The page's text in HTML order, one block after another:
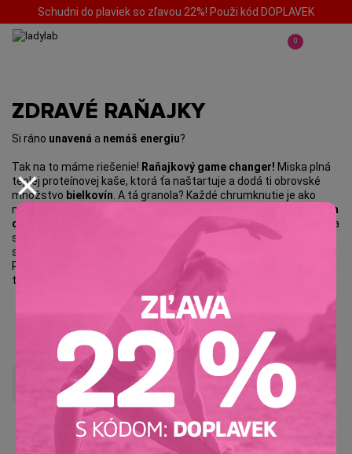
Schudni do plaviek so zľavou 22%! Použi kód DOPLAVEK
0
ZDRAVÉ RAŇAJKY
Si ráno unavená a nemáš energiu?
Tak na to máme riešenie! Raňajkový game changer! Miska plná
teplej proteínovej kaše, ktorá ťa naštartuje a dodá ti obrovské
množstvo bielkovín . A tá granola? Každé chrumknutie je ako
malý ohňostroj pre tvoje chuťové bunky a ešte ti dodá
energiu na
celé dopoludnie
. Všetko je mega zdravé, takže môžeš ísť do dňa
s vedomím, že si si dopriala to najlepšie. Tak čo, zmeníš s nami
svoje ranné návyky a zmeníš svoj život? Nie, to nie je nadsadenie.
Ráno totiž robí deň a keď zmeníš ráno, zmeníš celý svoj deň a
tým aj život.
Nejoblíbenější Nejlevnější Nejdražší